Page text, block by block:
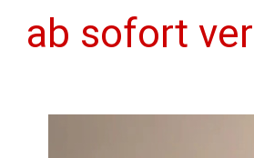
ab sofort